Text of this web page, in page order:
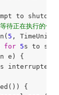
to
正在执行的任务
5 ,
for 5s to
e) {
{